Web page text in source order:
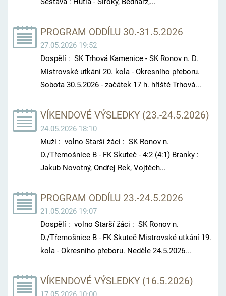
PROGRAM ODDÍLU 30.-31.5.2026
27.05.2026 19:52
Dospělí : SK Trhová Kamenice - SK Ronov n. D.
Mistrovské utkání 20. kola - Okresního přeboru.
Sobota 30.5.2026 - začátek 17 h. hřiště Trhová...
VÍKENDOVÉ VÝSLEDKY (23.-24.5.2026)
24.05.2026 18:10
Muži : volno Starší žáci : SK Ronov n.
D./Třemošnice B - FK Skuteč - 4:2 (4:1) Branky :
Jakub Novotný, Ondřej Rek, Vojtěch...
PROGRAM ODDÍLU 23.-24.5.2026
21.05.2026 19:07
Dospělí : volno Starší žáci : SK Ronov n.
D./Třemošnice B - FK Skuteč Mistrovské utkání 19.
kola - Okresního přeboru. Neděle 24.5.2026...
VÍKENDOVÉ VÝSLEDKY (16.5.2026)